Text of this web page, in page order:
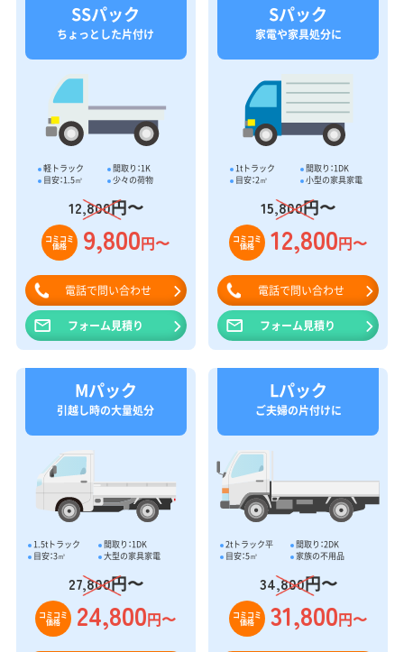
SSパック
ちょっとした片付け
軽トラック
間取り：1K
目安：1.5㎥
少々の荷物
12,800円〜
コミコミ
価格 9,800円〜
電話で問い合わせ
フォーム見積り
Sパック
家電や家具処分に
1tトラック
間取り：1DK
目安：2㎥
小型の家具家電
15,800円〜
コミコミ
価格 12,800円〜
電話で問い合わせ
フォーム見積り
Mパック
引越し時の大量処分
1.5tトラック
間取り：1DK
目安：3㎥
大型の家具家電
27,800円〜
コミコミ
価格 24,800円〜
Lパック
ご夫婦の片付けに
2tトラック平
間取り：2DK
目安：5㎥
家族の不用品
34,800円〜
コミコミ
価格 31,800円〜